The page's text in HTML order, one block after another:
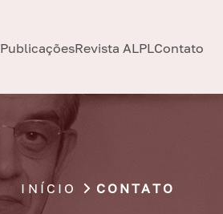
PublicaçõesRevista ALPLContato
INÍCIO CONTATO